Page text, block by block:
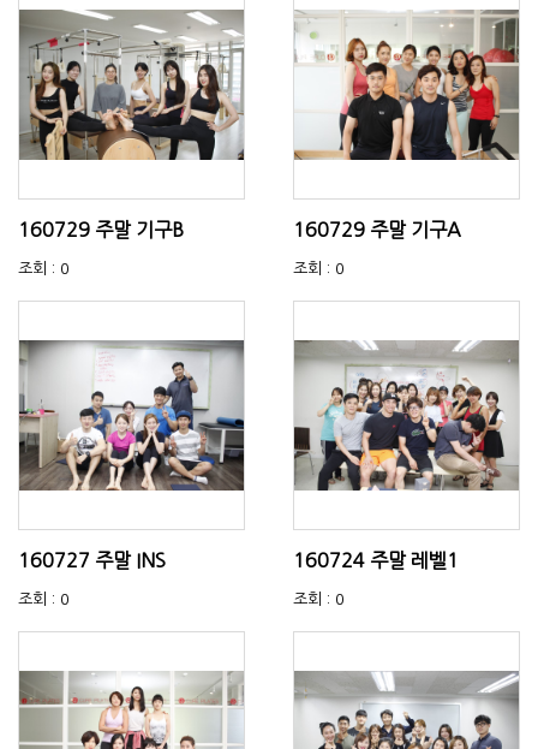
160729 주말 기구B
조회 : 0
160729 주말 기구A
조회 : 0
160727 주말 INS
조회 : 0
160724 주말 레벨1
조회 : 0